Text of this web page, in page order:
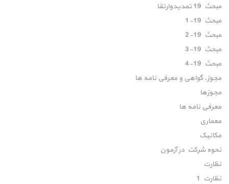
مبحث 19 تمدیدوارتقا
مبحث 19-1
مبحث 19-2
مبحث 19-3
مبحث 19-4
مجوز، گواهی و معرفی نامه ها
مجوزها
معرفی نامه ها
معماری
مکانیک
نحوه شرکت در آزمون
نظارت
نظارت 1